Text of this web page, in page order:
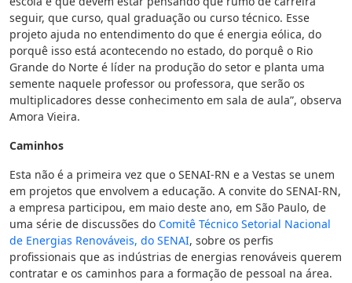
seguir, que curso, qual graduação ou curso técnico. Esse
projeto ajuda no entendimento do que é energia eólica, do
porquê isso está acontecendo no estado, do porquê o Rio
Grande do Norte é líder na produção do setor e planta uma
semente naquele professor ou professora, que serão os
multiplicadores desse conhecimento em sala de aula”, observa
Amora Vieira.
Caminhos
Esta não é a primeira vez que o SENAI-RN e a Vestas se unem
em projetos que envolvem a educação. A convite do SENAI-RN,
a empresa participou, em maio deste ano, em São Paulo, de
uma série de discussões do Comitê Técnico Setorial Nacional
de Energias Renováveis, do SENAI, sobre os perfis
profissionais que as indústrias de energias renováveis querem
contratar e os caminhos para a formação de pessoal na área.